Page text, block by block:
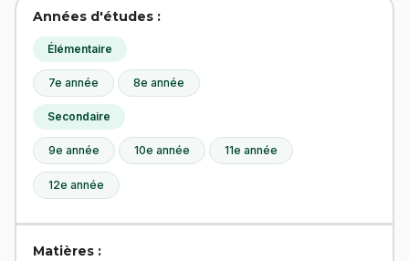
Années d'études :
Élémentaire
7e année 8e année
Secondaire
9e année 10e année 11e année
12e année
Matières :